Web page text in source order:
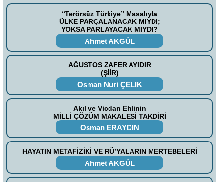
“Terörsüz Türkiye” Masalıyla
ÜLKE PARÇALANACAK MIYDI;
YOKSA PARLAYACAK MIYDI?
Ahmet AKGÜL
AĞUSTOS ZAFER AYIDIR
(ŞİİR)
Osman Nuri ÇELİK
Akıl ve Vicdan Ehlinin
MİLLİ ÇÖZÜM MAKALESİ TAKDİRİ
Osman ERAYDIN
HAYATIN METAFİZİKİ VE RÜ’YALARIN MERTEBELERİ
Ahmet AKGÜL